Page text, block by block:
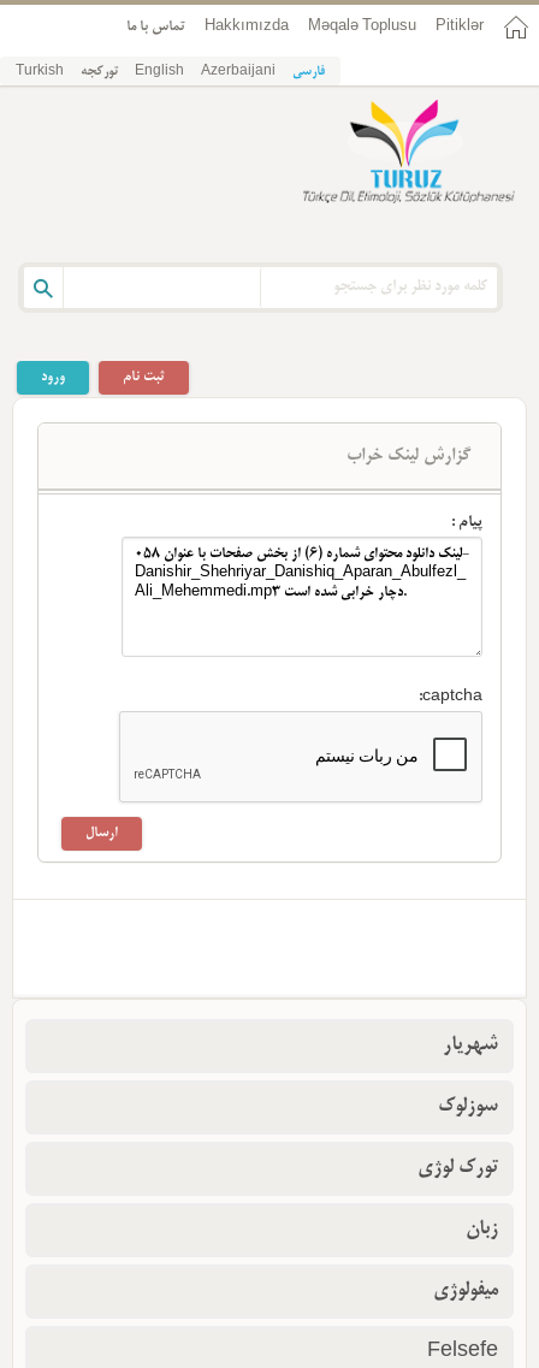
Pitiklər
Məqalə Toplusu
Hakkımızda تماس با ما
فارسی Azerbaijani
English تورکجه Turkish
ورود ثبت نام
گزارش لینک خراب
پیام :
captcha:
شهریار
سوزلوک
تورک لوژی
زبان
میفولوژی
Felsefe